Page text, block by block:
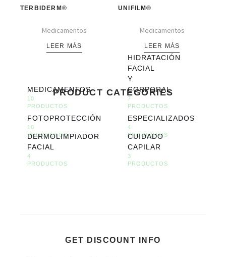
PRODUCT CATEGORIES
MEDICAMENTOS
10
PRODUCTOS
HIDRATACIÓN
FACIAL
Y
CORPORAL
7
PRODUCTOS
FOTOPROTECCIÓN
10
PRODUCTOS
ESPECIALIZADOS
4
PRODUCTOS
DERMOLIMPIADOR
FACIAL
4
PRODUCTOS
CUIDADO
CAPILAR
3
PRODUCTOS
TERBIDERM®
Medicamentos
LEER MÁS
UNIFILM®
Medicamentos
LEER MÁS
GET DISCOUNT INFO